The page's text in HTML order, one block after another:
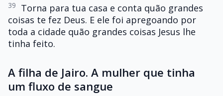
39
Torna para tua casa e conta quão grandes
coisas te fez Deus. E ele foi apregoando por
toda a cidade quão grandes coisas Jesus lhe
tinha feito.
A filha de Jairo. A mulher que tinha
um fluxo de sangue